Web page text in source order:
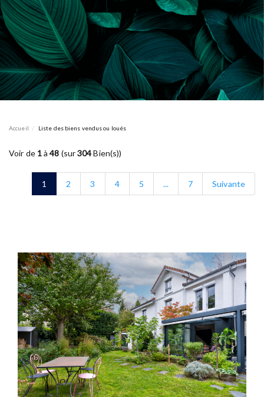
Accueil Liste des biens vendus ou loués
Voir de 1à48 (sur304Bien(s))
1 2 3 4 5 ... 7 Suivante